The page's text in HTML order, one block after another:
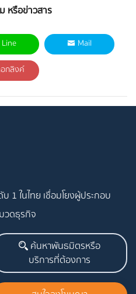
หรือข่าวสาร
Line Mail
กลิงค์
1 ในไทย เชื่อมโยงผู้ประกอบ
วดธุรกิจ
ค้นหาพันธมิตรหรือ
บริการที่ต้องการ